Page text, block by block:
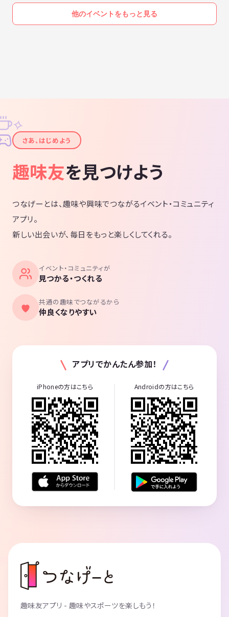
他のイベントをもっと見る
✦
✧
さあ、はじめよう
趣味友を見つけよう
つなげーとは、趣味や興味でつながるイベント・コミュニティ
アプリ。
新しい出会いが、毎日をもっと楽しくしてくれる。
イベント・コミュニティが
見つかる・つくれる
共通の趣味でつながるから
仲良くなりやすい
アプリでかんたん参加！
iPhoneの方はこちら Androidの方はこちら
趣味友アプリ - 趣味やスポーツを楽しもう！